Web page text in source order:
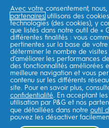
France
Je consens à recevoir
concernant des offres, des
promotionnelles de la part
mail et sur les canaux en ligne.
Procter & Gamble, le
vos données personnelles pour
site, d'interagir avec ses services
envoyer des communications
Avec votre consentement,
partenaires utilisons des
technologies (des cookies), y
que listés dans notre outil de «
différentes finalités : vous
pertinentes sur la base de
déterminer le nombre de
d’améliorer les performances
des fonctionnalités améliorées
meilleure navigation et vous
contenu sur les différents
site. Pour en savoir plus,
confidentialité. En acceptant
utilisation par P&G et nos
que détaillées dans notre outil
pouvez les désactiver